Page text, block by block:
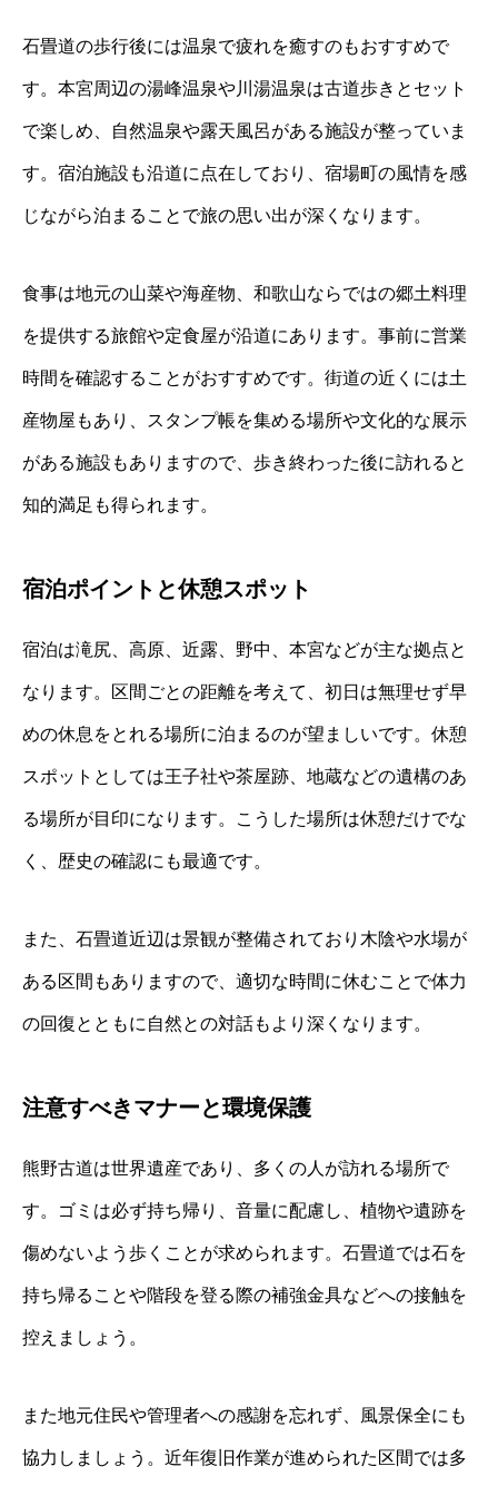
石畳道の歩行後には温泉で疲れを癒すのもおすすめで
す。本宮周辺の湯峰温泉や川湯温泉は古道歩きとセット
で楽しめ、自然温泉や露天風呂がある施設が整っていま
す。宿泊施設も沿道に点在しており、宿場町の風情を感
じながら泊まることで旅の思い出が深くなります。
食事は地元の山菜や海産物、和歌山ならではの郷土料理
を提供する旅館や定食屋が沿道にあります。事前に営業
時間を確認することがおすすめです。街道の近くには土
産物屋もあり、スタンプ帳を集める場所や文化的な展示
がある施設もありますので、歩き終わった後に訪れると
知的満足も得られます。
宿泊ポイントと休憩スポット
宿泊は滝尻、高原、近露、野中、本宮などが主な拠点と
なります。区間ごとの距離を考えて、初日は無理せず早
めの休息をとれる場所に泊まるのが望ましいです。休憩
スポットとしては王子社や茶屋跡、地蔵などの遺構のあ
る場所が目印になります。こうした場所は休憩だけでな
く、歴史の確認にも最適です。
また、石畳道近辺は景観が整備されており木陰や水場が
ある区間もありますので、適切な時間に休むことで体力
の回復とともに自然との対話もより深くなります。
注意すべきマナーと環境保護
熊野古道は世界遺産であり、多くの人が訪れる場所で
す。ゴミは必ず持ち帰り、音量に配慮し、植物や遺跡を
傷めないよう歩くことが求められます。石畳道では石を
持ち帰ることや階段を登る際の補強金具などへの接触を
控えましょう。
また地元住民や管理者への感謝を忘れず、風景保全にも
協力しましょう。近年復旧作業が進められた区間では多